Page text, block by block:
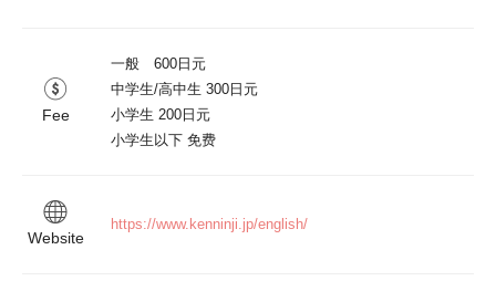
Fee
一般　600日元
中学生/高中生 300日元
小学生 200日元
小学生以下 免费
Website
https://www.kenninji.jp/english/